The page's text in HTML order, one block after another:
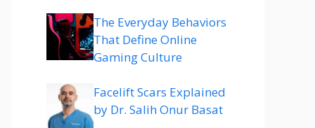
The Everyday Behaviors
That Define Online
Gaming Culture
Facelift Scars Explained
by Dr. Salih Onur Basat